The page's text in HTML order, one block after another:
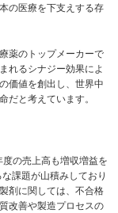
の医療を下支えする存
薬のトップメーカーで
れるシナジー効果によ
価値を創出し、世界中
だと考えています。
の売上高も増収増益を
課題が山積みしており
剤に関しては、不合格
改善や製造プロセスの